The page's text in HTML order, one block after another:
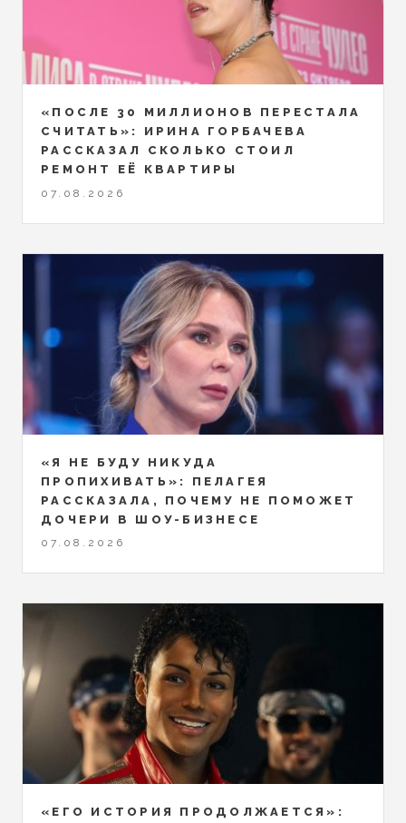
«ПОСЛЕ 30 МИЛЛИОНОВ ПЕРЕСТАЛА
СЧИТАТЬ»: ИРИНА ГОРБАЧЕВА
РАССКАЗАЛ СКОЛЬКО СТОИЛ
РЕМОНТ ЕЁ КВАРТИРЫ
07.08.2026
«Я НЕ БУДУ НИКУДА
ПРОПИХИВАТЬ»: ПЕЛАГЕЯ
РАССКАЗАЛА, ПОЧЕМУ НЕ ПОМОЖЕТ
ДОЧЕРИ В ШОУ-БИЗНЕСЕ
07.08.2026
«ЕГО ИСТОРИЯ ПРОДОЛЖАЕТСЯ»: